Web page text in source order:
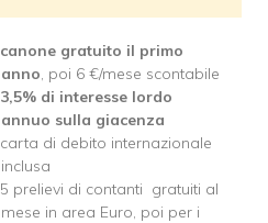
canone gratuito il primo
anno, poi 6 €/mese scontabile
3,5% di interesse lordo
annuo sulla giacenza
carta di debito internazionale
inclusa
5 prelievi di contanti gratuiti al
mese in area Euro, poi per i